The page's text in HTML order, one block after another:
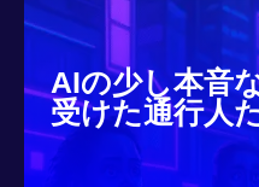
AIの少し本音
受けた通行人